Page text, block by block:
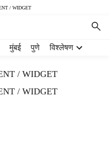
/ WIDGET
मुंबई पुणे विश्लेषण
/ WIDGET
/ WIDGET